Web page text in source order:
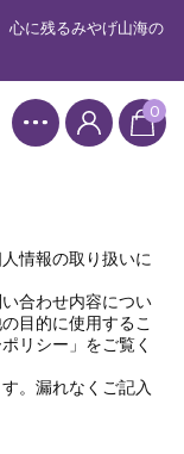
心に残るみやげ山海の
0
情報の取り扱いに
合わせ内容につい
目的に使用するこ
リシー」をご覧く
。漏れなくご記入